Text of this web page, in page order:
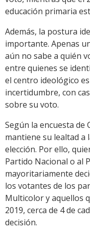
educación primaria
Además, la postura
importante. Apenas
aún no sabe a quién
entre quienes se
el centro ideológico
incertidumbre, con
sobre su voto.
Según la encuesta de
mantiene su lealtad a
elección. Por ello,
Partido Nacional o al
mayoritariamente
los votantes de los
Multicolor y aquellos
2019, cerca de 4 de
decisión.